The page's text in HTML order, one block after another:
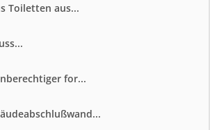
Toiletten aus...
for...